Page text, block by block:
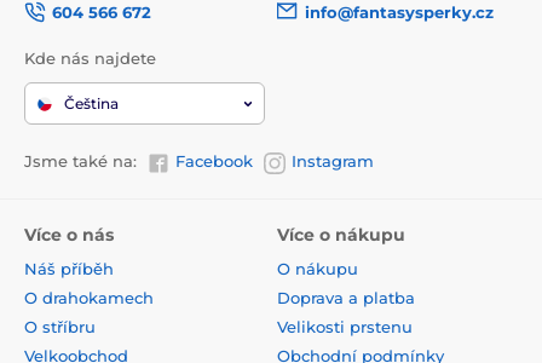
604 566 672
info@fantasysperky.cz
Kde nás najdete
Čeština
Jsme také na: Facebook Instagram
Více o nás
Náš příběh
O drahokamech
O stříbru
Velkoobchod
Více o nákupu
O nákupu
Doprava a platba
Velikosti prstenu
Obchodní podmínky